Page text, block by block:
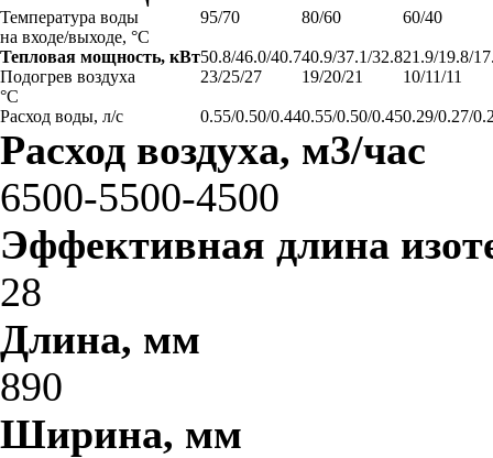
Температура воды
на входе/выходе, °С
95/70 80/60 60/40
Тепловая мощность, кВт50.8/46.0/40.740.9/37.1/32.821.9/19.8/
Подогрев воздуха
°С
23/25/27 19/20/21 10/11/11
Расход воды, л/с 0.55/0.50/0.440.55/0.50/0.450.29/0.27/
Расход воздуха, м3/час
6500-5500-4500
Эффективная длина
28
Длина, мм
890
Ширина, мм